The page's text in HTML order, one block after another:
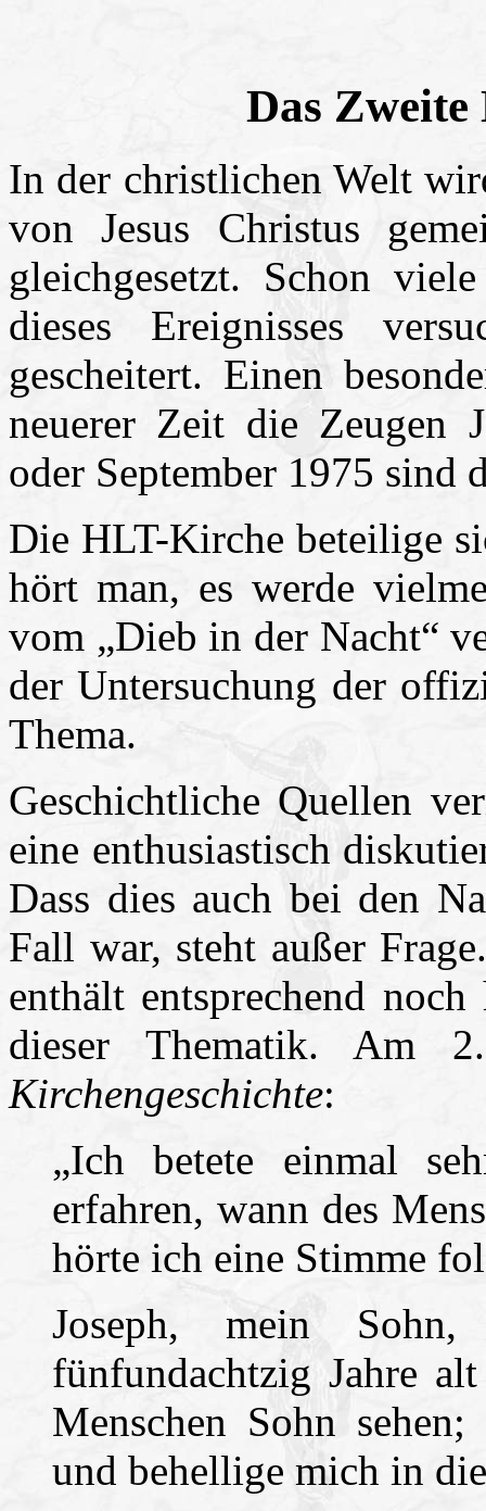
Das
In der christlichen Welt
von Jesus Christus
gleichgesetzt. Schon
dieses Ereignisses
gescheitert. Einen
neuerer Zeit die Zeugen
oder September 1975 sind
Die HLT-Kirche beteilige
hört man, es werde
vom „Dieb in der Nacht“
der Untersuchung der
Thema.
Geschichtliche Quellen
eine enthusiastisch
Dass dies auch bei den
Fall war, steht außer
enthält entsprechend
dieser Thematik. Am
Kirchengeschichte:
„Ich betete einmal
erfahren, wann des
hörte ich eine Stimme
Joseph, mein
fünfundachtzig Jahre
Menschen Sohn
und behellige mich in